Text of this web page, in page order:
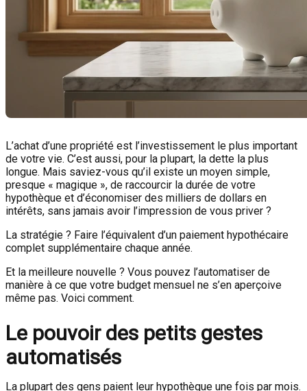
L’achat d’une propriété est l’investissement le plus important
de votre vie. C’est aussi, pour la plupart, la dette la plus
longue. Mais saviez-vous qu’il existe un moyen simple,
presque « magique », de raccourcir la durée de votre
hypothèque et d’économiser des milliers de dollars en
intérêts, sans jamais avoir l’impression de vous priver ?
La stratégie ? Faire l’équivalent d’un paiement hypothécaire
complet supplémentaire chaque année.
Et la meilleure nouvelle ? Vous pouvez l’automatiser de
manière à ce que votre budget mensuel ne s’en aperçoive
même pas. Voici comment.
Le pouvoir des petits gestes
automatisés
La plupart des gens paient leur hypothèque une fois par mois.